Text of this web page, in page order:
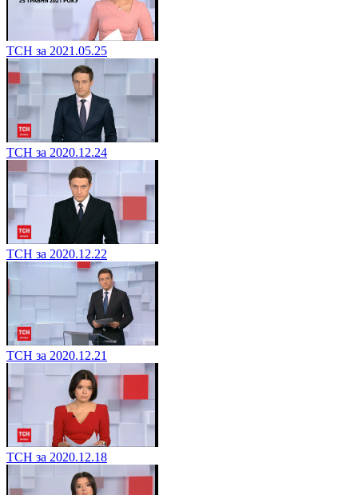
ТСН за 2021.05.25
ТСН за 2020.12.24
ТСН за 2020.12.22
ТСН за 2020.12.21
ТСН за 2020.12.18